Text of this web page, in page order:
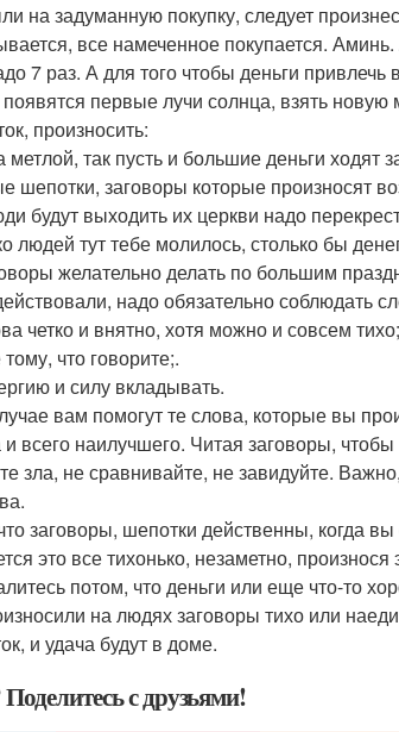
на задуманную покупку, следует
все намеченное покупается.
7 раз. А для того чтобы деньги
появятся первые лучи солнца, взять
произносить:
метлой, так пусть и большие деньги
шепотки, заговоры которые произносят
будут выходить их церкви надо
людей тут тебе молилось, столько бы
желательно делать по большим
надо обязательно соблюдать
четко и внятно, хотя можно и совсем
что говорите;.
и силу вкладывать.
вам помогут те слова, которые вы
всего наилучшего. Читая заговоры,
зла, не сравнивайте, не завидуйте.
заговоры, шепотки действенны, когда
это все тихонько, незаметно,
потом, что деньги или еще что-то
на людях заговоры тихо или
и удача будут в доме.
с друзьями!